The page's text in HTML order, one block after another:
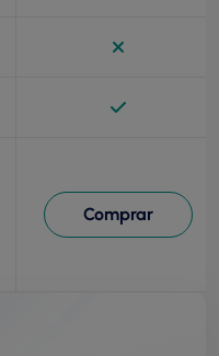
Comprar